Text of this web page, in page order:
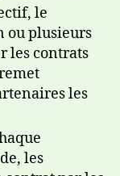
le
ou plusieurs
les contrats
les
les